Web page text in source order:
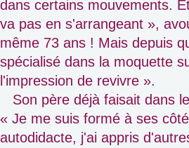
dans certains mouvements.
va pas en s'arrangeant »,
même 73 ans ! Mais depuis
spécialisé dans la moquette
l'impression de revivre ».
Son père déjà faisait dans
« Je me suis formé à ses
autodidacte, j'ai appris